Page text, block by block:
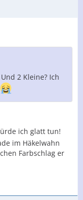
2 Kleine? Ich
ich glatt tun!
im Häkelwahn
Farbschlag er